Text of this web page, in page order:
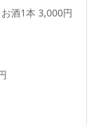
酒1本 3,000円